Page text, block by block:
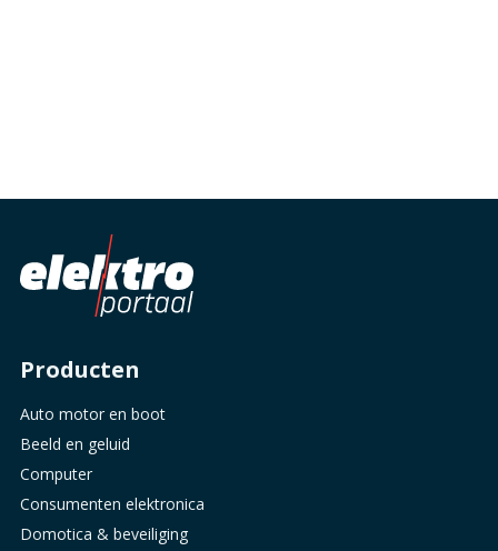
Producten
Auto motor en boot
Beeld en geluid
Computer
Consumenten elektronica
Domotica & beveiliging